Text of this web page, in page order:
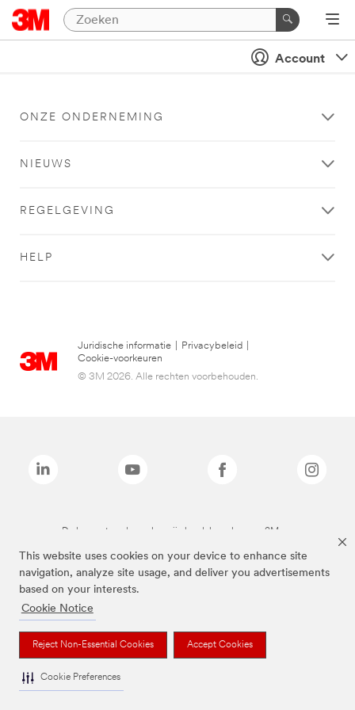
This website uses cookies on your device to enhance site
navigation, analyze site usage, and deliver you advertisements
based on your interests.
Cookie Notice
Reject Non-Essential Cookies Accept Cookies
Cookie Preferences
Account
ONZE ONDERNEMING
NIEUWS
REGELGEVING
HELP
Juridische informatie Privacybeleid
Cookie-voorkeuren
© 3M 2026. Alle rechten voorbehouden.
De bovenstaande merken zijn handelsmerken van 3M.we